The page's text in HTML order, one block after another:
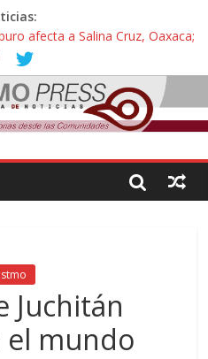
afecta a Salina Cruz, Oaxaca;
Marqués denuncian daños de
por la Universidad Bienestar de
tras amparo
Leyva se reúnen con titular de
Oaxaca de nuevo despojo de su
Juchitán
el mundo